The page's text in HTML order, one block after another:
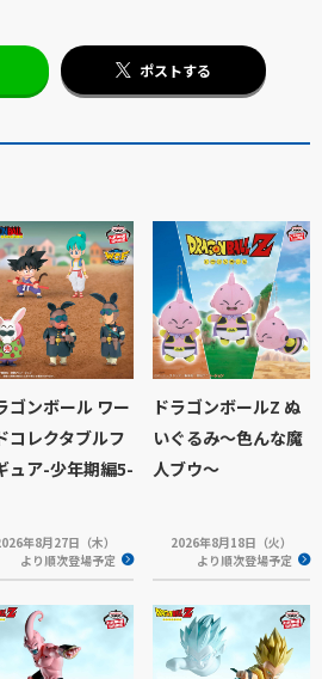
ポストする
ゴンボール ワー
コレクタブルフ
ュア-少年期編5-
年8月27日（木）
より順次登場予定
ドラゴンボールZ ぬ
いぐるみ～色んな魔
人ブウ～
2026年8月18日（火）
より順次登場予定